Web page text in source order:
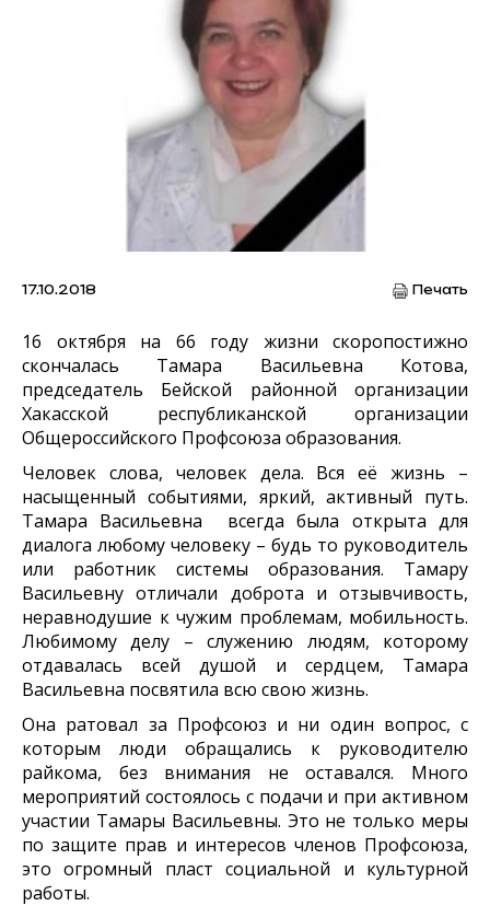
17.10.2018 Печать
16 октября на 66 году жизни скоропостижно
скончалась Тамара Васильевна Котова,
председатель Бейской районной организации
Хакасской республиканской организации
Общероссийского Профсоюза образования.
Человек слова, человек дела. Вся её жизнь –
насыщенный событиями, яркий, активный путь.
Тамара Васильевна всегда была открыта для
диалога любому человеку – будь то руководитель
или работник системы образования. Тамару
Васильевну отличали доброта и отзывчивость,
неравнодушие к чужим проблемам, мобильность.
Любимому делу – служению людям, которому
отдавалась всей душой и сердцем, Тамара
Васильевна посвятила всю свою жизнь.
Она ратовал за Профсоюз и ни один вопрос, с
которым люди обращались к руководителю
райкома, без внимания не оставался. Много
мероприятий состоялось с подачи и при активном
участии Тамары Васильевны. Это не только меры
по защите прав и интересов членов Профсоюза,
это огромный пласт социальной и культурной
работы.